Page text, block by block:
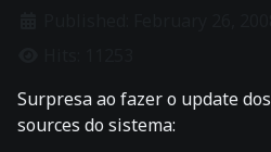
Surpresa ao fazer o update dos
sources do sistema: